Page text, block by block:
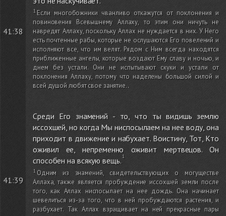
41:38
Если многобожники чванливо откажутся от поклонения и
повиновения Всевышнему Аллаху, то этим они ничуть не
навредят Аллаху, поскольку Аллах не нуждается в них. У Него
есть почтенные рабы, которые не ослушаются Его повелений и
исполняют все, что им велят. Рядом с Ним всегда находятся
приближенные ангелы, которые воздают Ему славу и ночью, и
днем без устали. Они не испытывают скуки и устали от
поклонения Аллаху, потому что наделены большой силой и
всей душой любят свое занятие..
41:39
Среди Его знамений - то, что ты видишь землю
иссохшей, но когда Мы ниспосылаем на нее воду, она
приходит в движение и набухает. Воистину, Тот, Кто
оживил ее, непременно оживит мертвецов. Он
способен на всякую вещь.
Одним из знамений, свидетельствующих о могуществе
Аллаха, также является пробуждение иссохшей земли после
того, как Аллах ниспосылает на нее дождь. Она начинает
шевелиться из-за того, что в ней пробуждаются растения, и
разбухает. Так Аллах взращивает на ней прекрасные пары